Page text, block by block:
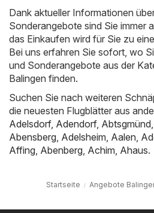
Dank aktueller Informationen
Sonderangebote sind Sie immer
das Einkaufen wird für Sie zu
Bei uns erfahren Sie sofort, wo
und Sonderangebote aus der
Balingen finden.
Suchen Sie nach weiteren
die neuesten Flugblätter aus
Adelsdorf, Adendorf, Abtsgmünd
Abensberg Adelsheim Aalen
Affing Abenberg Achim Ahaus.
Startseite Angebote